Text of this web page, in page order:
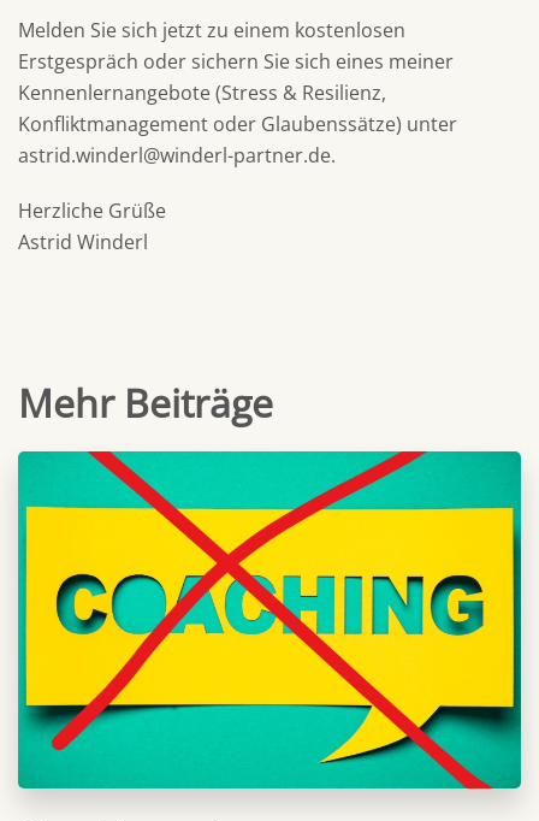
Melden Sie sich jetzt zu einem kostenlosen
Erstgespräch oder sichern Sie sich eines meiner
Kennenlernangebote (Stress & Resilienz,
Konfliktmanagement oder Glaubenssätze) unter
astrid.winderl@winderl-partner.de.
Herzliche Grüße
Astrid Winderl
Mehr Beiträge